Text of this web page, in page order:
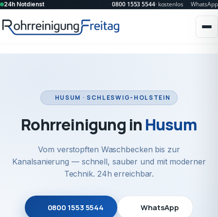
24h Notdienst 0800 1553 5544· kostenlos WhatsApp
HUSUM · SCHLESWIG-HOLSTEIN
Rohrreinigung in Husum
Vom verstopften Waschbecken bis zur
Kanalsanierung — schnell, sauber und mit moderner
Technik. 24h erreichbar.
0800 1553 5544 WhatsApp